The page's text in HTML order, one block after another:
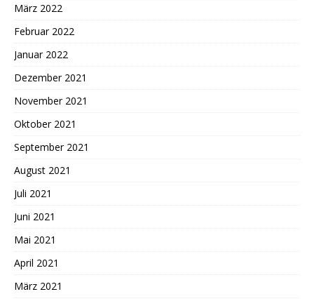
März 2022
Februar 2022
Januar 2022
Dezember 2021
November 2021
Oktober 2021
September 2021
August 2021
Juli 2021
Juni 2021
Mai 2021
April 2021
März 2021